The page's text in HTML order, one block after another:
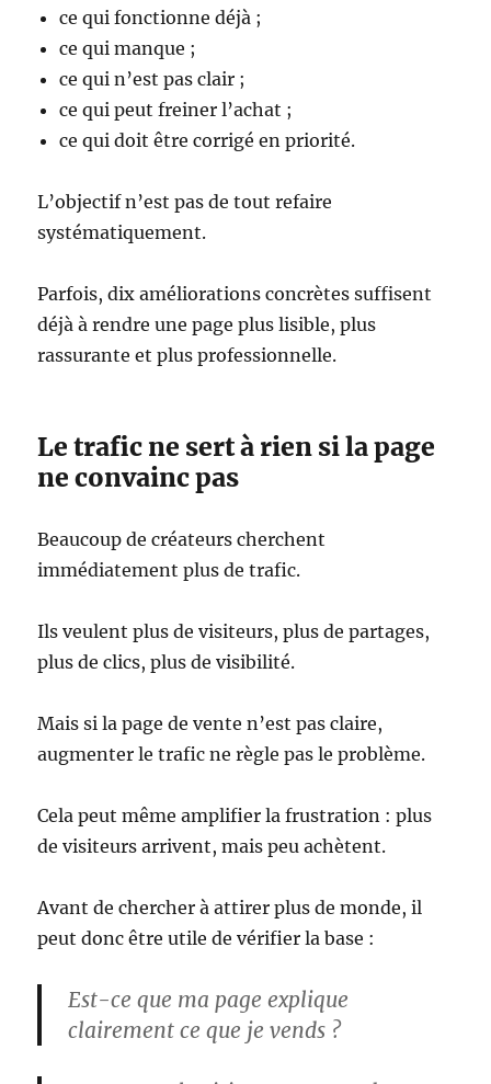
ce qui fonctionne déjà ;
ce qui manque ;
ce qui n’est pas clair ;
ce qui peut freiner l’achat ;
ce qui doit être corrigé en priorité.
L’objectif n’est pas de tout refaire
systématiquement.
Parfois, dix améliorations concrètes suffisent
déjà à rendre une page plus lisible, plus
rassurante et plus professionnelle.
Le trafic ne sert à rien si la page
ne convainc pas
Beaucoup de créateurs cherchent
immédiatement plus de trafic.
Ils veulent plus de visiteurs, plus de partages,
plus de clics, plus de visibilité.
Mais si la page de vente n’est pas claire,
augmenter le trafic ne règle pas le problème.
Cela peut même amplifier la frustration : plus
de visiteurs arrivent, mais peu achètent.
Avant de chercher à attirer plus de monde, il
peut donc être utile de vérifier la base :
Est-ce que ma page explique
clairement ce que je vends ?